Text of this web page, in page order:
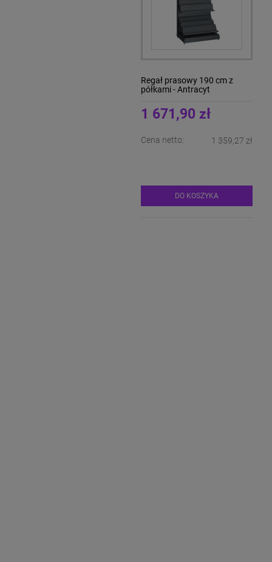
Regał prasowy 190 cm z
półkami - Antracyt
1 671,90 zł
Cena netto: 1 359,27 zł
DO KOSZYKA